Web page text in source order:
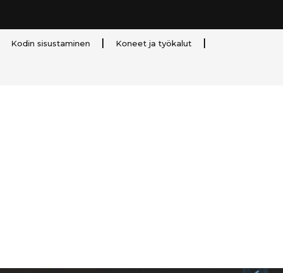
Kodin sisustaminen Koneet ja työkalut